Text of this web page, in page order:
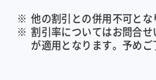
※ 他の割引との併用不可とな
※ 割引率についてはお問合
が適用となります。予めご